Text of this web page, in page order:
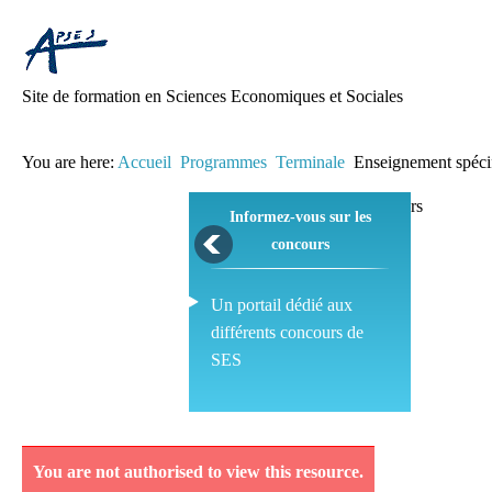
Site de formation en Sciences Economiques et Sociales
You are here: Accueil Programmes Terminale Enseignement
Informez-vous sur les
concours
Un portail dédié aux
différents concours de
SES
You are not authorised to view this resource.